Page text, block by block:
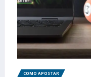
COMO APOSTAR